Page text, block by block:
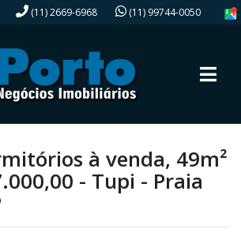
(11) 2669-6968 (11) 99744-0050
à venda, 49m²
- Tupi - Praia